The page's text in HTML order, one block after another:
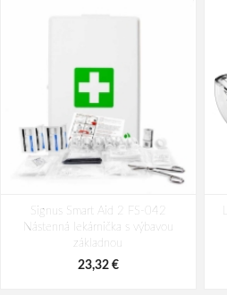
Signus Smart Aid 2 FS-042
Nástenná lekárnička s výbavou
základnou
23,32 €